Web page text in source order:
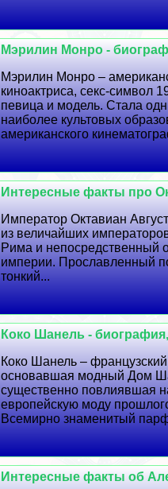
Мэрилин Монро -
Мэрилин Монро –
киноактриса, ceкc-символ
певица и модель. Стала
наиболее культовых
американского
Интересные факты про
Император Октавиан
из величайших
Рима и непосредственный
империи. Прославленный
тонкий...
Коко Шанель -
Коко Шанель –
основавшая модный Дом
существенно повлиявшая
европейскую моду
Всемирно знаменитый
Интересные факты об